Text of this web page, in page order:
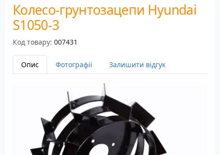
Колесо-грунтозацепи Hyundai
S1050-3
Код товару: 007431
Опис Фотографії Залишити відгук